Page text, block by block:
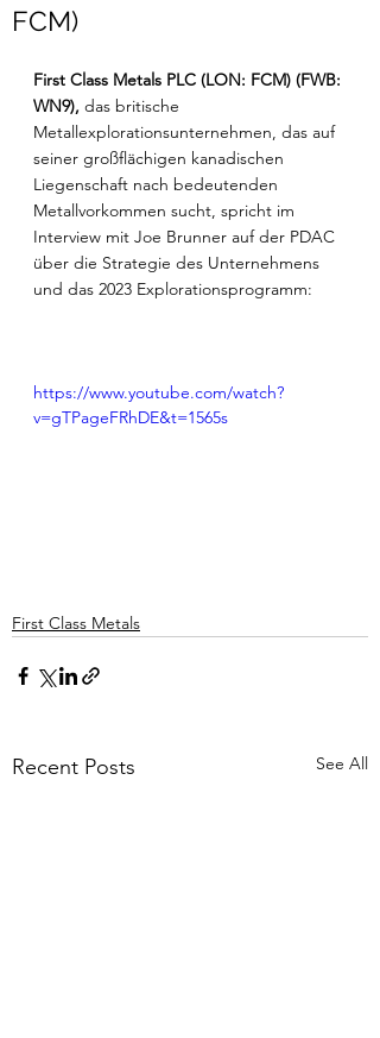
FCM)
First Class Metals PLC (LON: FCM) (FWB:
WN9), das britische
Metallexplorationsunternehmen, das auf
seiner großflächigen kanadischen
Liegenschaft nach bedeutenden
Metallvorkommen sucht, spricht im
Interview mit Joe Brunner auf der PDAC
über die Strategie des Unternehmens
und das 2023 Explorationsprogramm:
https://www.youtube.com/watch?
v=gTPageFRhDE&t=1565s
First Class Metals
Recent Posts See All